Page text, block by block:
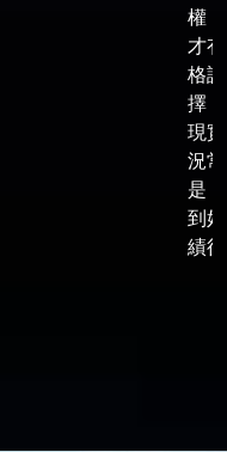
權
才
格
擇
現
況常
是
到
績